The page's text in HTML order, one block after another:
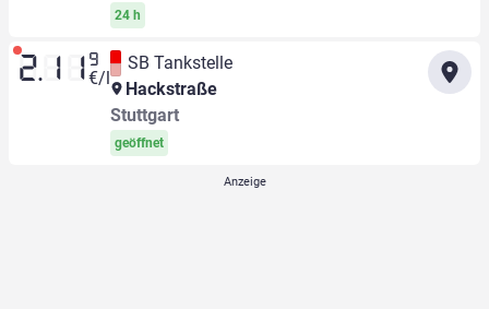
24 h
2.11 9
€/l
SB Tankstelle
Hackstraße
Stuttgart
geöffnet